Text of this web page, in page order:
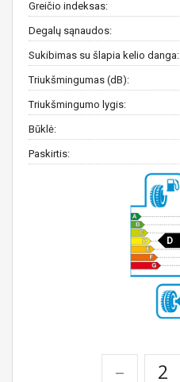
Greičio indeksas:
Degalų sąnaudos:
Sukibimas su šlapia kelio danga:
Triukšmingumas (dB):
Triukšmingumo lygis:
Būklė:
Paskirtis:
D
–